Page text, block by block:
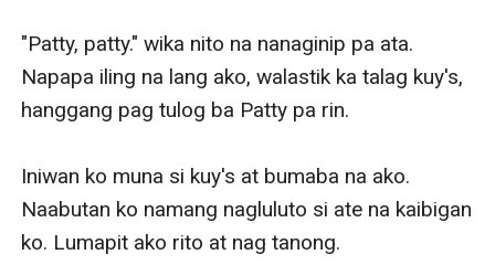
"Patty, patty." wika nito na nanaginip pa ata.
Napapa iling na lang ako, walastik ka talag kuy's,
hanggang pag tulog ba Patty pa rin.
Iniwan ko muna si kuy's at bumaba na ako.
Naabutan ko namang nagluluto si ate na kaibigan
ko. Lumapit ako rito at nag tanong.